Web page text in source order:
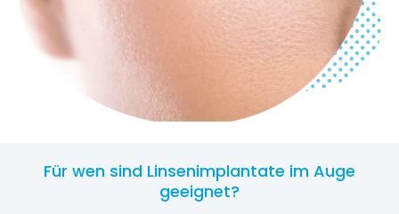
Für wen sind Linsenimplantate im Auge
geeignet?